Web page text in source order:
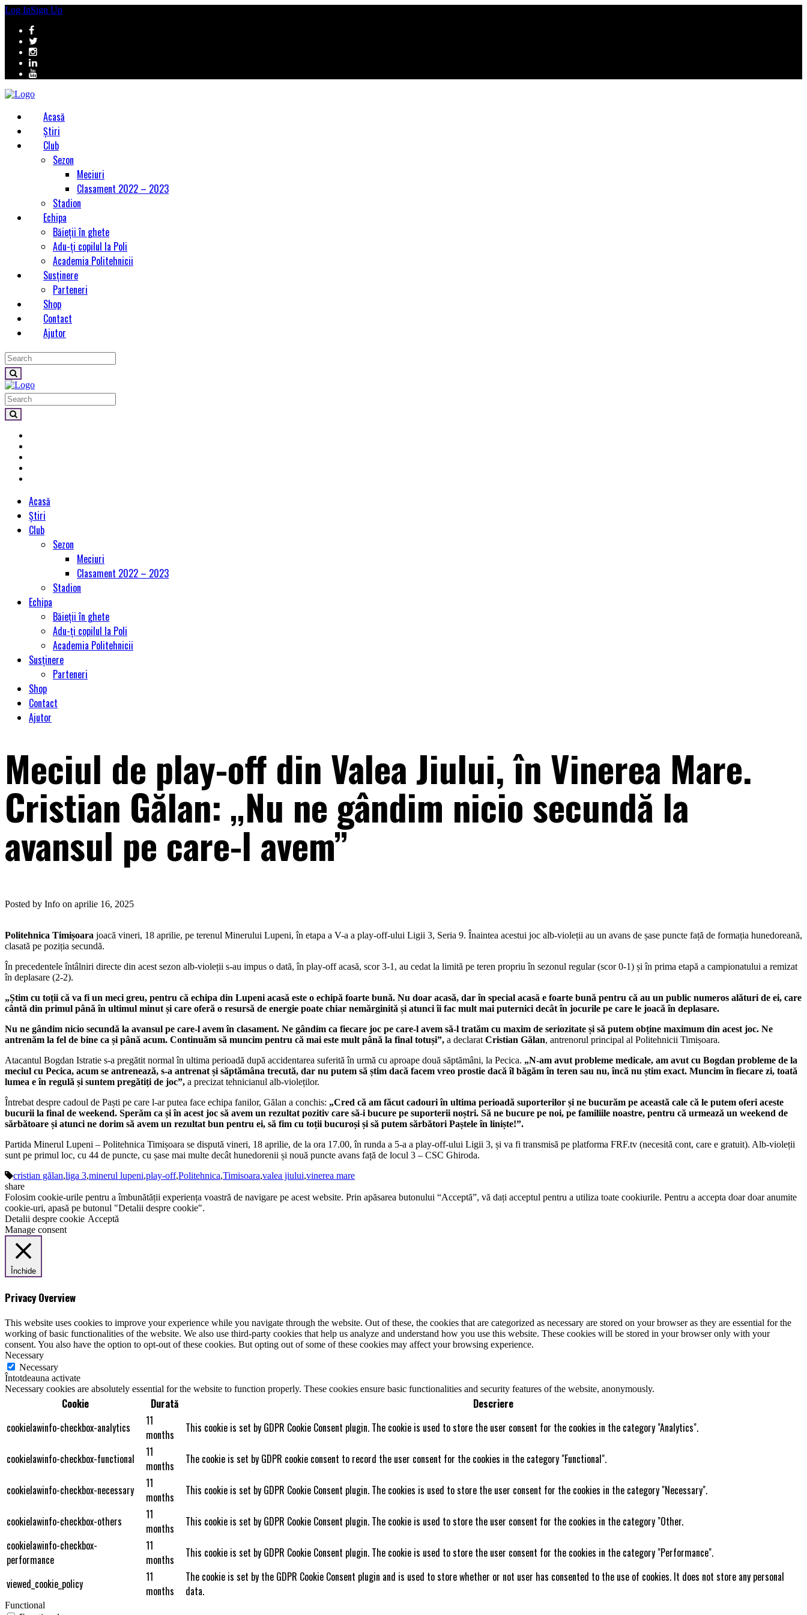
Log InSign Up
Acasă
Știri
Club
Sezon
Meciuri
Clasament 2022 – 2023
Stadion
Echipa
Băieții în ghete
Adu-ți copilul la Poli
Academia Politehnicii
Susținere
Parteneri
Shop
Contact
Ajutor
Acasă
Știri
Club
Sezon
Meciuri
Clasament 2022 – 2023
Stadion
Echipa
Băieții în ghete
Adu-ți copilul la Poli
Academia Politehnicii
Susținere
Parteneri
Shop
Contact
Ajutor
Meciul de play-off din Valea Jiului, în Vinerea Mare.
Cristian Gălan: „Nu ne gândim nicio secundă la
avansul pe care-l avem”
Posted by Info on aprilie 16, 2025
Politehnica Timișoara joacă vineri, 18 aprilie, pe terenul Minerului Lupeni, în etapa a V-a a play-off-ului Ligii 3, Seria 9. Înaintea acestui joc alb-violeții au un avans de șase puncte față de formația hunedoreană,
clasată pe poziția secundă.
În precedentele întâlniri directe din acest sezon alb-violeții s-au impus o dată, în play-off acasă, scor 3-1, au cedat la limită pe teren propriu în sezonul regular (scor 0-1) și în prima etapă a campionatului a remizat
în deplasare (2-2).
„Știm cu toții că va fi un meci greu, pentru că echipa din Lupeni acasă este o echipă foarte bună. Nu doar acasă, dar în special acasă e foarte bună pentru că au un public numeros alături de ei, care
cântă din primul până în ultimul minut și care oferă o resursă de energie poate chiar nemărginită și atunci îi fac mult mai puternici decât în jocurile pe care le joacă în deplasare.
Nu ne gândim nicio secundă la avansul pe care-l avem în clasament. Ne gândim ca fiecare joc pe care-l avem să-l tratăm cu maxim de seriozitate și să putem obține maximum din acest joc. Ne
antrenăm la fel de bine ca și până acum. Continuăm să muncim pentru că mai este mult până la final totuși”, a declarat Cristian Gălan, antrenorul principal al Politehnicii Timișoara.
Atacantul Bogdan Istratie s-a pregătit normal în ultima perioadă după accidentarea suferită în urmă cu aproape două săptămâni, la Pecica. „N-am avut probleme medicale, am avut cu Bogdan probleme de la
meciul cu Pecica, acum se antrenează, s-a antrenat și săptămâna trecută, dar nu putem să știm dacă facem vreo prostie dacă îl băgăm în teren sau nu, încă nu știm exact. Muncim în fiecare zi, toată
lumea e în regulă și suntem pregătiți de joc”, a precizat tehnicianul alb-violeților.
Întrebat despre cadoul de Paști pe care l-ar putea face echipa fanilor, Gălan a conchis: „Cred că am făcut cadouri în ultima perioadă suporterilor și ne bucurăm pe această cale că le putem oferi aceste
bucurii la final de weekend. Sperăm ca și în acest joc să avem un rezultat pozitiv care să-i bucure pe suporterii noștri. Să ne bucure pe noi, pe familiile noastre, pentru că urmează un weekend de
sărbătoare și atunci ne dorim să avem un rezultat bun pentru ei, să fim cu toții bucuroși și să putem sărbători Paștele în liniște!”.
Partida Minerul Lupeni – Politehnica Timișoara se dispută vineri, 18 aprilie, de la ora 17.00, în runda a 5-a a play-off-ului Ligii 3, și va fi transmisă pe platforma FRF.tv (necesită cont, care e gratuit). Alb-violeții
sunt pe primul loc, cu 44 de puncte, cu șase mai multe decât hunedorenii și nouă puncte avans față de locul 3 – CSC Ghiroda.
cristian gălan,liga 3,minerul lupeni,play-off,Politehnica,Timisoara,valea jiului,vinerea mare
share
Folosim cookie-urile pentru a îmbunătății experiența voastră de navigare pe acest website. Prin apăsarea butonului “Acceptă”, vă dați acceptul pentru a utiliza toate cookiurile. Pentru a accepta doar doar anumite
cookie-uri, apasă pe butonul "Detalii despre cookie".
Detalii despre cookie Acceptă
Manage consent
Închide
Privacy Overview
This website uses cookies to improve your experience while you navigate through the website. Out of these, the cookies that are categorized as necessary are stored on your browser as they are essential for the
working of basic functionalities of the website. We also use third-party cookies that help us analyze and understand how you use this website. These cookies will be stored in your browser only with your
consent. You also have the option to opt-out of these cookies. But opting out of some of these cookies may affect your browsing experience.
Necessary
Necessary
Întotdeauna activate
Necessary cookies are absolutely essential for the website to function properly. These cookies ensure basic functionalities and security features of the website, anonymously.
Cookie Durată
Descriere
cookielawinfo-checkbox-analytics
11
months
This cookie is set by GDPR Cookie Consent plugin. The cookie is used to store the user consent for the cookies in the category "Analytics".
cookielawinfo-checkbox-functional
11
months
The cookie is set by GDPR cookie consent to record the user consent for the cookies in the category "Functional".
cookielawinfo-checkbox-necessary
11
months
This cookie is set by GDPR Cookie Consent plugin. The cookies is used to store the user consent for the cookies in the category "Necessary".
cookielawinfo-checkbox-others
11
months
This cookie is set by GDPR Cookie Consent plugin. The cookie is used to store the user consent for the cookies in the category "Other.
cookielawinfo-checkbox-
performance
11
months
This cookie is set by GDPR Cookie Consent plugin. The cookie is used to store the user consent for the cookies in the category "Performance".
viewed_cookie_policy
11
months
The cookie is set by the GDPR Cookie Consent plugin and is used to store whether or not user has consented to the use of cookies. It does not store any personal
data.
Functional